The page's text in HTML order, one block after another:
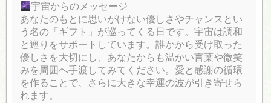
宇宙からのメッセージ
あなたのもとに思いがけない優しさやチャンスとい
う名の「ギフト」が巡ってくる日です。宇宙は調和
と巡りをサポートしています。誰かから受け取った
優しさを大切にし、あなたからも温かい言葉や微笑
みを周囲へ手渡してみてください。愛と感謝の循環
を作ることで、さらに大きな幸運の波が引き寄せら
れます。